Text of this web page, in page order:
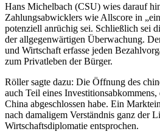
Hans Michelbach (CSU) wies darauf
Zahlungsabwicklers wie Allscore in
potenziell anrüchig sei. Schließlich sei
der allgegenwärtigen Überwachung.
und Wirtschaft erfasse jeden
zum Privatleben der Bürger.
Röller sagte dazu: Die Öffnung des
auch Teil eines
China abgeschlossen habe. Ein
nach damaligem Verständnis ganz der
Wirtschaftsdiplomatie entsprochen.